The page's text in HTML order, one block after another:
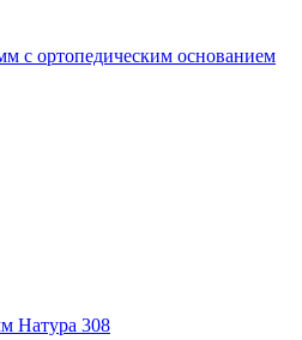
с ортопедическим основанием
Натура 308